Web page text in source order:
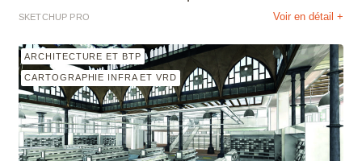
SKETCHUP PRO Voir en détail +
ARCHITECTURE ET BTP
CARTOGRAPHIE INFRA ET VRD